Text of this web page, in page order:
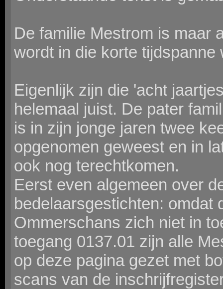
De familie Mestrom is maar
wordt in die korte
Eigenlijk zijn die 'acht
helemaal juist. De pater
is in zijn jonge jaren twee
opgenomen geweest en in
ook nog terechtkomen.
Eerst even algemeen over
bedelaarsgestichten: omdat
Ommerschans zich niet in
toegang 0137.01 zijn alle
op deze pagina gezet met
scans van de